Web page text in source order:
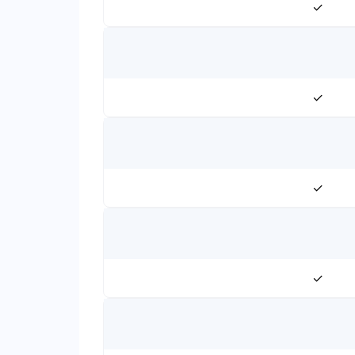
✓
✓
✓
✓